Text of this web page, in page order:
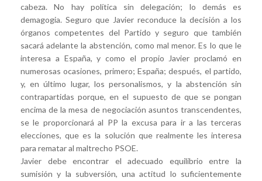
cabeza. No hay política sin delegación; lo demás es
demagogia. Seguro que Javier reconduce la decisión a los
órganos competentes del Partido y seguro que también
sacará adelante la abstención, como mal menor. Es lo que le
interesa a España, y como el propio Javier proclamó en
numerosas ocasiones, primero; España; después, el partido,
y, en último lugar, los personalismos, y la abstención sin
contrapartidas porque, en el supuesto de que se pongan
encima de la mesa de negociación asuntos transcendentes,
se le proporcionará al PP la excusa para ir a las terceras
elecciones, que es la solución que realmente les interesa
para rematar al maltrecho PSOE.
Javier debe encontrar el adecuado equilibrio entre la
sumisión y la subversión, una actitud lo suficientemente